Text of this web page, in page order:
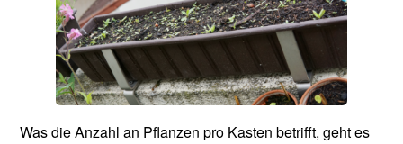
Was die Anzahl an Pflanzen pro Kasten betrifft, geht es